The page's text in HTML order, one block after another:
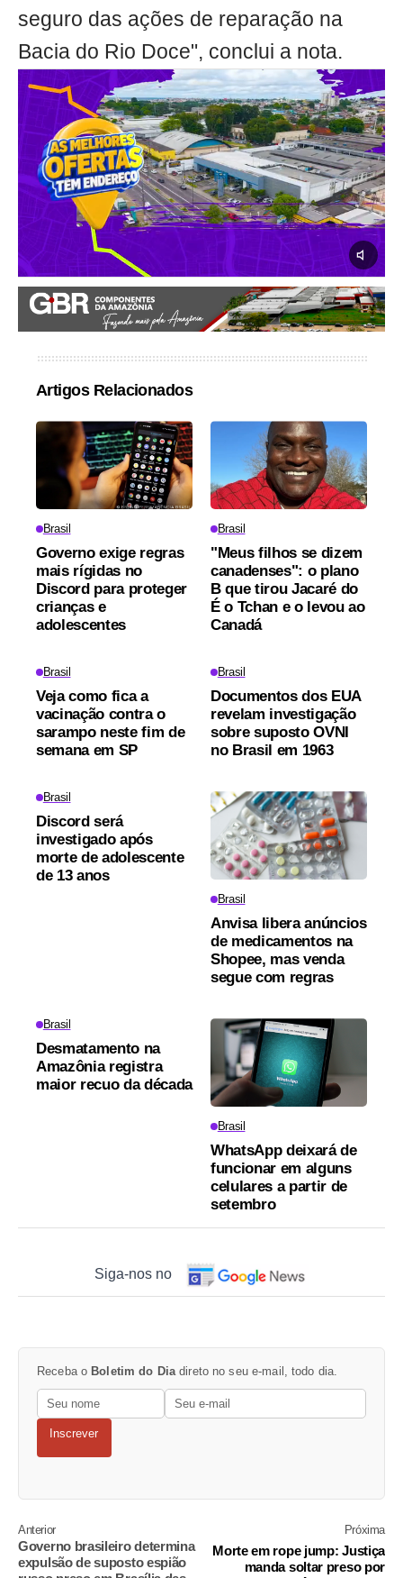
seguro das ações de reparação na
Bacia do Rio Doce", conclui a nota.
Artigos Relacionados
Brasil
Governo exige regras
mais rígidas no
Discord para proteger
crianças e
adolescentes
Brasil
"Meus filhos se dizem
canadenses": o plano
B que tirou Jacaré do
É o Tchan e o levou ao
Canadá
Brasil
Veja como fica a
vacinação contra o
sarampo neste fim de
semana em SP
Brasil
Documentos dos EUA
revelam investigação
sobre suposto OVNI
no Brasil em 1963
Brasil
Discord será
investigado após
morte de adolescente
de 13 anos
Brasil
Anvisa libera anúncios
de medicamentos na
Shopee, mas venda
segue com regras
Brasil
Desmatamento na
Amazônia registra
maior recuo da década
Brasil
WhatsApp deixará de
funcionar em alguns
celulares a partir de
setembro
Siga-nos no
Receba o Boletim do Dia direto no seu e-mail, todo dia.
Inscrever
Anterior
Governo brasileiro determina
expulsão de suposto espião
Próxima
Morte em rope jump: Justiça
manda soltar preso por